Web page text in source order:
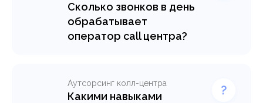
Сколько звонков в день
обрабатывает
оператор call центра?
Аутсорсинг колл-центра
Какими навыками